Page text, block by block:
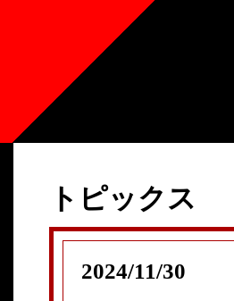
トピックス
2024/11/30